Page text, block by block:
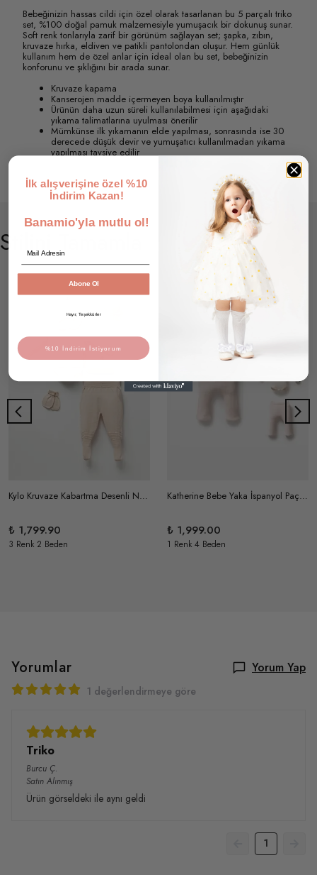
Bebeğinizin hassas cildi için özel olarak tasarlanan bu 5 parçalı triko
set, %100 doğal pamuk malzemesiyle yumuşacık bir dokunuş sunar.
Soft renk tonlarıyla zarif bir görünüm sağlayan set; şapka, zıbın,
kruvaze hırka, eldiven ve patikli pantolondan oluşur. Hem günlük
kullanım hem de özel anlar için ideal olan bu set, bebeğinizin
konforunu ve şıklığını bir arada sunar.
Kruvaze kapama
Kanserojen madde içermeyen boya kullanılmıştır
Ürünün daha uzun süreli kullanılabilmesi için aşağıdaki
yıkama talimatlarına uyulması önerilir
Mümkünse ilk yıkamanın elde yapılması, sonrasında ise 30
derecede düşük devir ve yumuşatıcı kullanılmadan yıkama
yapılması tavsiye edilir
Stilini Tamamla
Kylo Kruvaze Kabartma Desenli Natural Pamuk Örme Triko 5'li Hastane Çıkışı
₺ 1,799.90
3 Renk 2 Beden
Katherine Bebe Yaka İspanyol Paça Pamuklu Triko Takım
₺ 1,999.00
1 Renk 4 Beden
Yorumlar Yorum Yap
1 değerlendirmeye göre
Triko
Burcu Ç.
Satın Alınmış
Ürün görseldeki ile aynı geldi
1
İlk alışverişine özel %10
İndirim Kazan!
Banamio'yla mutlu ol!
Abone Ol
Hayır, Teşekkürler
%10 İndirim İstiyorum